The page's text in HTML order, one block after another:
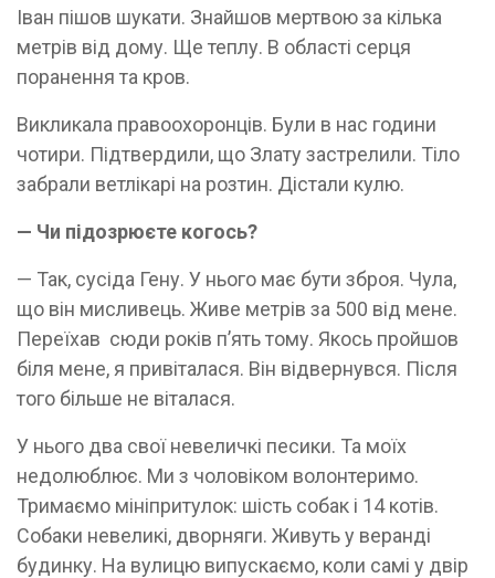
Іван пішов шукати. Знайшов мертвою за кілька
метрів від дому. Ще теплу. В області серця
поранення та кров.
Викликала правоохоронців. Були в нас години
чотири. Підтвердили, що Злату застрелили. Тіло
забрали ветлікарі на розтин. Дістали кулю.
— Чи підозрюєте когось?
— Так, сусіда Гену. У нього має бути зброя. Чула,
що він мисливець. Живе метрів за 500 від мене.
Переїхав сюди років п’ять тому. Якось пройшов
біля мене, я привіталася. Він відвернувся. Після
того більше не віталася.
У нього два свої невеличкі песики. Та моїх
недолюблює. Ми з чоловіком волонтеримо.
Тримаємо мініпритулок: шість собак і 14 котів.
Собаки невеликі, дворняги. Живуть у веранді
будинку. На вулицю випускаємо, коли самі у двір